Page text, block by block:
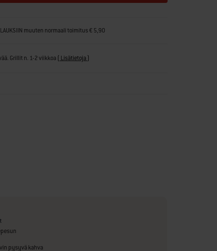
muuten normaali toimitus € 5,90
Grillit n. 1-2 viikkoa ( Lisätietoja )
pysyvä kahva